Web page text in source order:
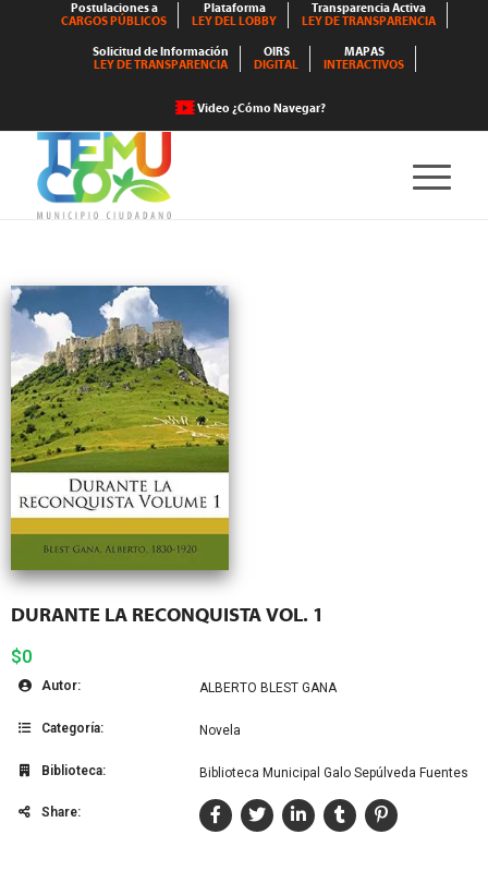
Postulaciones a
CARGOS PÚBLICOS
Plataforma
LEY DEL LOBBY
Transparencia Activa
LEY DE TRANSPARENCIA
Solicitud de Información
LEY DE TRANSPARENCIA
OIRS
DIGITAL
MAPAS
INTERACTIVOS
Video ¿Cómo Navegar?
DURANTE LA RECONQUISTA VOL. 1
$0
Autor: ALBERTO BLEST GANA
Categoría: Novela
Biblioteca: Biblioteca Municipal Galo Sepúlveda Fuentes
Share: